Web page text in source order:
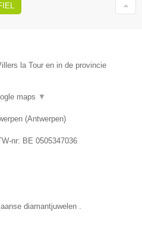
la Tour en in de provincie
maps ▼
(Antwerpen)
nr: BE 0505347036
diamantjuwelen .